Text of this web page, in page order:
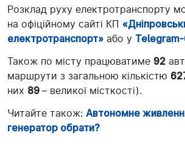
Розклад руху електротранспорту
на офіційному сайті КП
електротранспорт» або у Telegram-
Також по місту працюватиме 92
маршрути з загальною кількістю
них 89 – великої місткості).
Читайте також: Автономне
генератор обрати?